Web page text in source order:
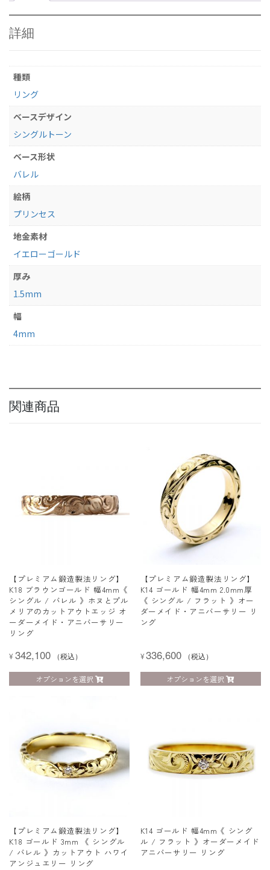
ル
ド
幅
4mm
シ
ン
グ
ル
バ
レ
ル
》
オ
ー
ー
メ
ド・
ア
ニ
バ
ー
サ
リ
ー
グ
個
詳細
種類
リング
ベースデザイン
シングルトーン
ベース形状
バレル
絵柄
プリンセス
地金素材
イエローゴールド
厚み
1.5mm
幅
4mm
関連商品
【プレミアム鍛造製法リング】
K18 ブラウンゴールド 幅4mm《
シングル / バレル 》ホヌとプル
メリアのカットアウトエッジ オ
ーダーメイド・アニバーサリー
リング
¥342,100 （税込）
オプションを選択
【プレミアム鍛造製法リング】
K14 ゴールド 幅4mm 2.0mm厚
《 シングル / フラット 》オー
ダーメイド・アニバーサリー リ
ング
¥336,600 （税込）
オプションを選択
【プレミアム鍛造製法リング】
K18 ゴールド 3mm 《 シングル
/ バレル 》カットアウト ハワイ
アンジュエリー リング
K14 ゴールド 幅4mm《 シング
ル / フラット 》オーダーメイド
アニバーサリー リング